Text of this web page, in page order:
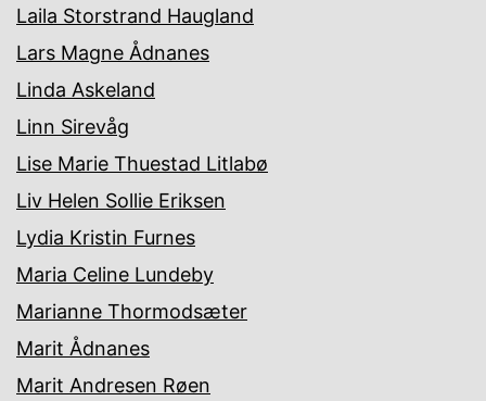
Laila Storstrand Haugland
Lars Magne Ådnanes
Linda Askeland
Linn Sirevåg
Lise Marie Thuestad Litlabø
Liv Helen Sollie Eriksen
Lydia Kristin Furnes
Maria Celine Lundeby
Marianne Thormodsæter
Marit Ådnanes
Marit Andresen Røen